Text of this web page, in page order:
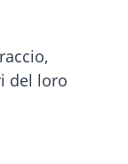
del loro